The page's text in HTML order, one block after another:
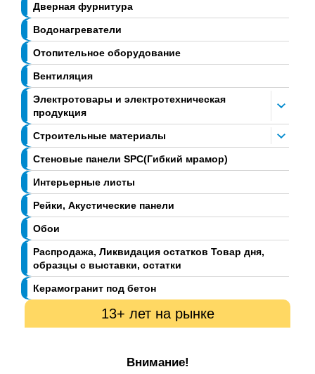
Дверная фурнитура
Водонагреватели
Отопительное оборудование
Вентиляция
Электротовары и электротехническая
продукция
Строительные материалы
Стеновые панели SPC(Гибкий мрамор)
Интерьерные листы
Рейки, Акустические панели
Обои
Распродажа, Ликвидация остатков Товар дня,
образцы с выставки, остатки
Керамогранит под бетон
13+ лет на рынке
Внимание!